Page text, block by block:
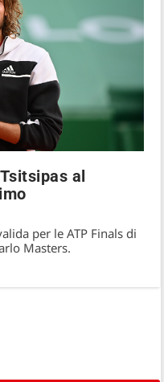
al
per le ATP Finals di
Masters.